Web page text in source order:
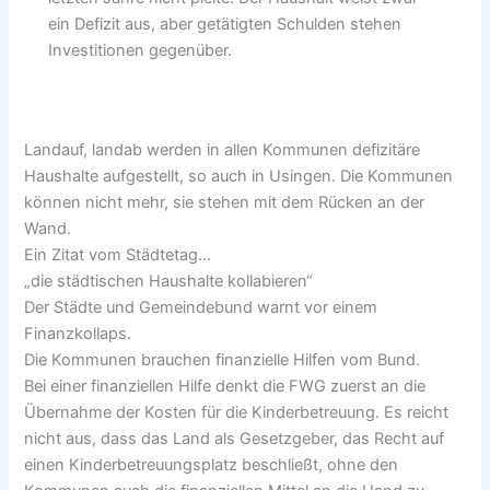
ein Defizit aus, aber getätigten Schulden stehen
Investitionen gegenüber.
Landauf, landab werden in allen Kommunen defizitäre
Haushalte aufgestellt, so auch in Usingen. Die Kommunen
können nicht mehr, sie stehen mit dem Rücken an der
Wand.
Ein Zitat vom Städtetag…
„die städtischen Haushalte kollabieren“
Der Städte und Gemeindebund warnt vor einem
Finanzkollaps.
Die Kommunen brauchen finanzielle Hilfen vom Bund.
Bei einer finanziellen Hilfe denkt die FWG zuerst an die
Übernahme der Kosten für die Kinderbetreuung. Es reicht
nicht aus, dass das Land als Gesetzgeber, das Recht auf
einen Kinderbetreuungsplatz beschließt, ohne den